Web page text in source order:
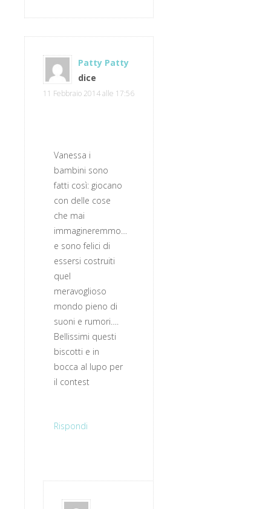
Patty Patty
dice
11 Febbraio 2014 alle 17:56
Vanessa i
bambini sono
fatti così: giocano
con delle cose
che mai
immagineremmo…
e sono felici di
essersi costruiti
quel
meravoglioso
mondo pieno di
suoni e rumori….
Bellissimi questi
biscotti e in
bocca al lupo per
il contest
Rispondi